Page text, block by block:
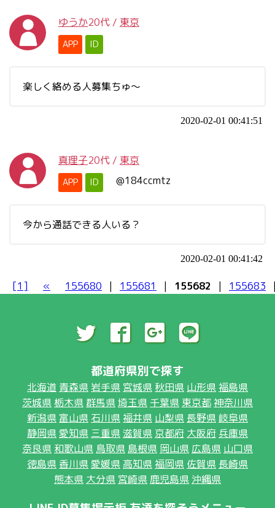
ゆうか20代 / 東京
APP ID
楽しく絡める人募集ちゅ～
2020-02-01 00:41:51
真理子20代 / 東京
APP ID @184ccmtz
今から通話できる人いる？
2020-02-01 00:41:42
[1] « 155680 | 155681 | 155682 | 155683
都道府県別で探す
北海道 青森県 岩手県 宮城県 秋田県 山形県福島県
茨城県 栃木県群馬県埼玉県 千葉県 東京都神奈川県
新潟県 富山県 石川県福井県 山梨県 長野県 岐阜県
静岡県愛知県 三重県滋賀県 京都府 大阪府 兵庫県
奈良県 和歌山県 鳥取県 島根県 岡山県 広島県 山口県
徳島県 香川県愛媛県 高知県福岡県 佐賀県 長崎県
熊本県 大分県 宮崎県 鹿児島県 沖縄県